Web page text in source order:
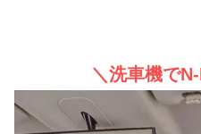
＼洗車機で